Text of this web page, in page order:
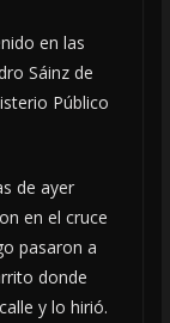
en las
Sáinz de
Público
de ayer
en el cruce
pasaron a
donde
y lo hirió.